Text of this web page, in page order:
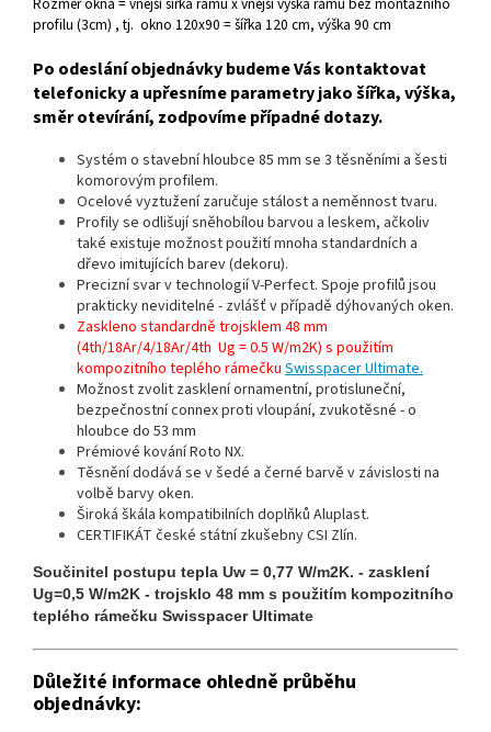
profilu (3cm) , tj. okno 120x90 = šířka 120 cm, výška 90 cm
Po odeslání objednávky budeme Vás kontaktovat
telefonicky a upřesníme parametry jako šířka, výška,
směr otevírání, zodpovíme případné dotazy.
Systém o stavební hloubce 85 mm se 3 těsněními a šesti
komorovým profilem.
Ocelové vyztužení zaručuje stálost a neměnnost tvaru.
Profily se odlišují sněhobílou barvou a leskem, ačkoliv
také existuje možnost použití mnoha standardních a
dřevo imitujících barev (dekoru).
Precizní svar v technologií V-Perfect. Spoje profilů jsou
prakticky neviditelné - zvlášť v případě dýhovaných oken.
Zaskleno standardně trojsklem 48 mm
(4th/18Ar/4/18Ar/4th Ug = 0.5 W/m2K) s použitím
kompozitního teplého rámečku Swisspacer Ultimate.
Možnost zvolit zasklení ornamentní, protisluneční,
bezpečnostní connex proti vloupání, zvukotěsné - o
hloubce do 53 mm
Prémiové kování Roto NX.
Těsnění dodává se v šedé a černé barvě v závislosti na
volbě barvy oken.
Široká škála kompatibilních doplňků Aluplast.
CERTIFIKÁT české státní zkušebny CSI Zlín.
Součinitel postupu tepla Uw = 0,77 W/m2K. - zasklení
Ug=0,5 W/m2K - trojsklo 48 mm s použitím kompozitního
teplého rámečku Swisspacer Ultimate
Důležité informace ohledně průběhu
objednávky: